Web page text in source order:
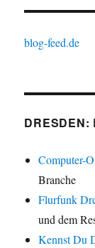
blog-feed.de
DRESDEN:
Computer-
Branche
Flurfunk
und dem
Kennst Du